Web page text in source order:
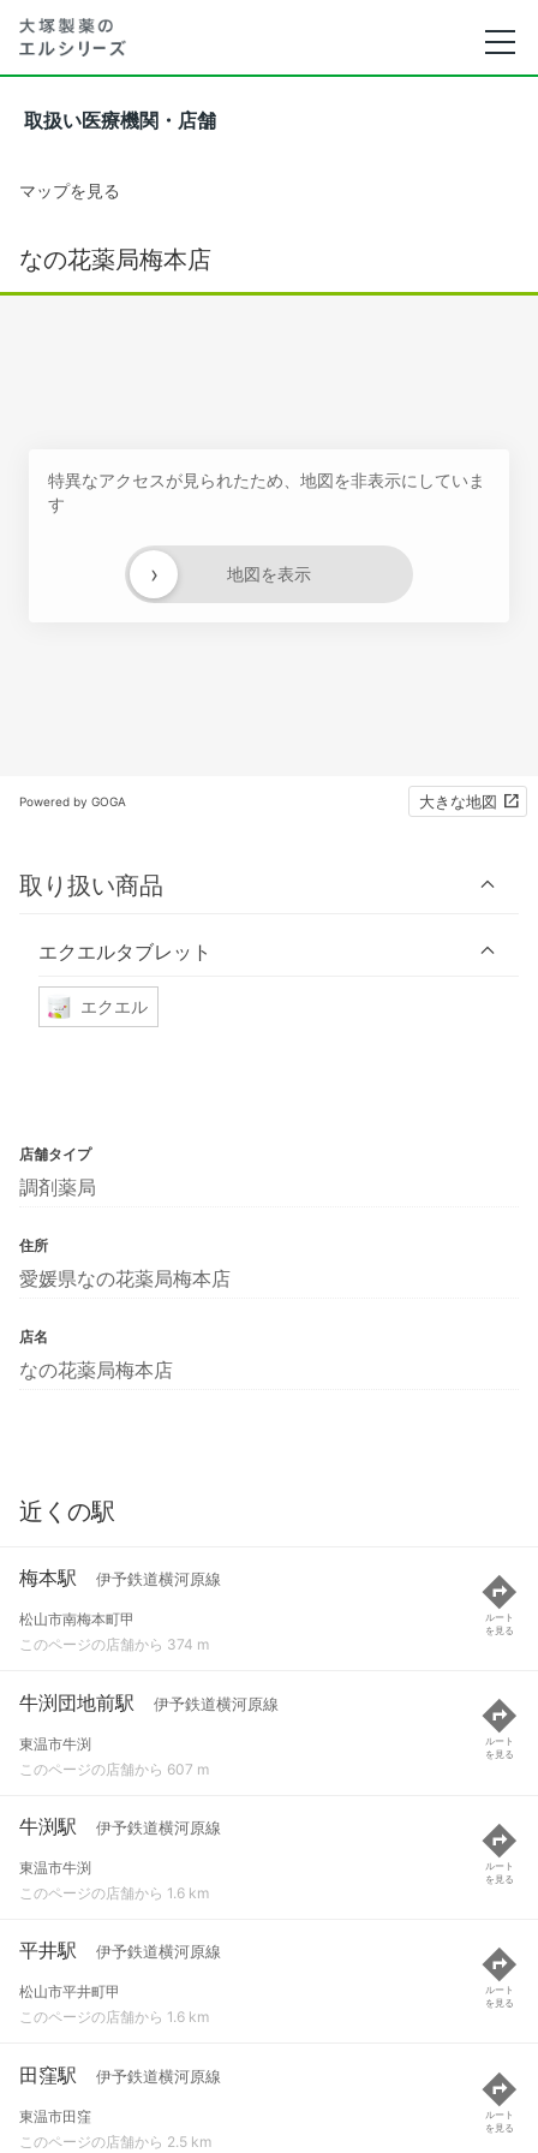
取扱い医療機関・店舗
マップを見る
なの花薬局梅本店
特異なアクセスが見られたため、地図を非表示にしていま
す
地図を表示
›
Powered by GOGA 大きな地図
取り扱い商品
エクエルタブレット
エクエル
店舗タイプ
調剤薬局
住所
愛媛県なの花薬局梅本店
店名
なの花薬局梅本店
近くの駅
梅本駅 伊予鉄道横河原線
松山市南梅本町甲
このページの店舗から 374 m
ルート
を見る
牛渕団地前駅 伊予鉄道横河原線
東温市牛渕
このページの店舗から 607 m
ルート
を見る
牛渕駅 伊予鉄道横河原線
東温市牛渕
このページの店舗から 1.6 km
ルート
を見る
平井駅 伊予鉄道横河原線
松山市平井町甲
このページの店舗から 1.6 km
ルート
を見る
田窪駅 伊予鉄道横河原線
東温市田窪
このページの店舗から 2.5 km
ルート
を見る